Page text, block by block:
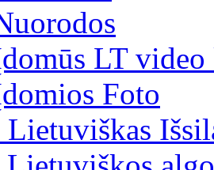
LT
Foto
Lietuviškas